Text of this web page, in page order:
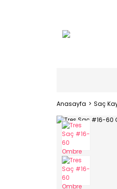
Anasayfa Saç